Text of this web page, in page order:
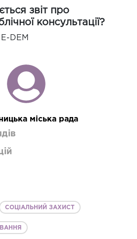
звіт про
консультації?
DEM
міська рада
СОЦІАЛЬНИЙ ЗАХИСТ